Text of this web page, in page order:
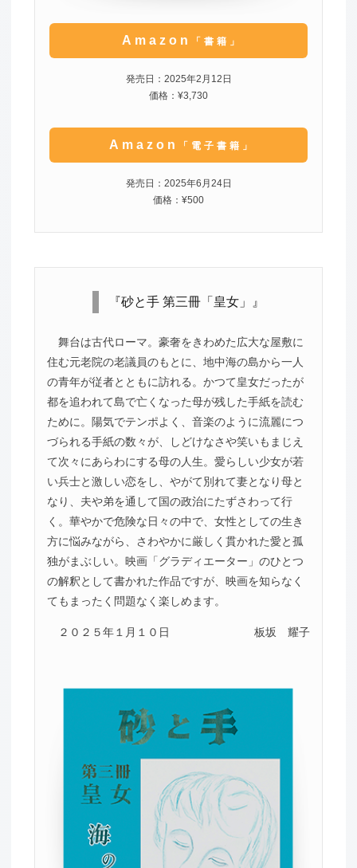
Amazon 「書籍」
発売日：2025年2月12日
価格：¥3,730
Amazon 「電子書籍」
発売日：2025年6月24日
価格：¥500
『砂と手 第三冊「皇女」』
舞台は古代ローマ。豪奢をきわめた広大な屋敷に
住む元老院の老議員のもとに、地中海の島から一人
の青年が従者とともに訪れる。かつて皇女だったが
都を追われて島で亡くなった母が残した手紙を読む
ために。陽気でテンポよく、音楽のように流麗につ
づられる手紙の数々が、しどけなさや笑いもまじえ
て次々にあらわにする母の人生。愛らしい少女が若
い兵士と激しい恋をし、やがて別れて妻となり母と
なり、夫や弟を通して国の政治にたずさわって行
く。華やかで危険な日々の中で、女性としての生き
方に悩みながら、さわやかに厳しく貫かれた愛と孤
独がまぶしい。映画「グラディエーター」のひとつ
の解釈として書かれた作品ですが、映画を知らなく
てもまったく問題なく楽しめます。
２０２５年１月１０日 板坂 耀子